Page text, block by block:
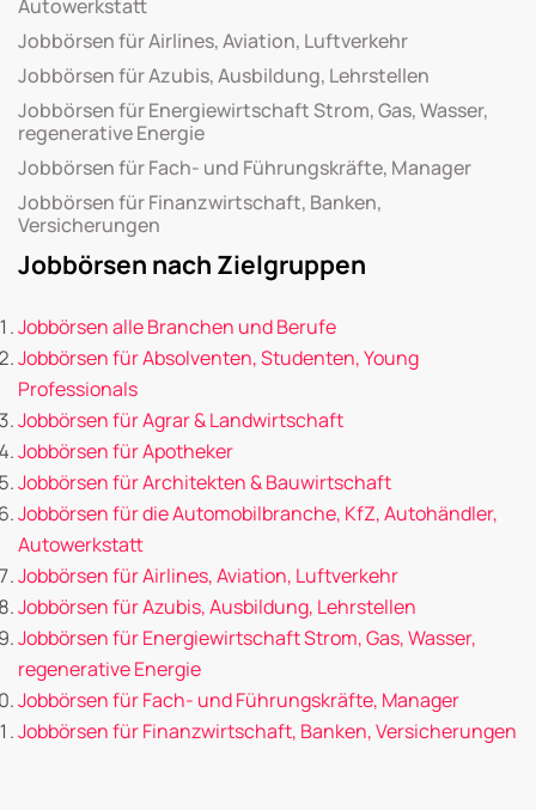
Autowerkstatt
Jobbörsen für Airlines, Aviation, Luftverkehr
Jobbörsen für Azubis, Ausbildung, Lehrstellen
Jobbörsen für Energiewirtschaft Strom, Gas, Wasser,
regenerative Energie
Jobbörsen für Fach- und Führungskräfte, Manager
Jobbörsen für Finanzwirtschaft, Banken,
Versicherungen
Jobbörsen nach Zielgruppen
Jobbörsen alle Branchen und Berufe
Jobbörsen für Absolventen, Studenten, Young
Professionals
Jobbörsen für Agrar & Landwirtschaft
Jobbörsen für Apotheker
Jobbörsen für Architekten & Bauwirtschaft
Jobbörsen für die Automobilbranche, KfZ, Autohändler,
Autowerkstatt
Jobbörsen für Airlines, Aviation, Luftverkehr
Jobbörsen für Azubis, Ausbildung, Lehrstellen
Jobbörsen für Energiewirtschaft Strom, Gas, Wasser,
regenerative Energie
Jobbörsen für Fach- und Führungskräfte, Manager
Jobbörsen für Finanzwirtschaft, Banken, Versicherungen